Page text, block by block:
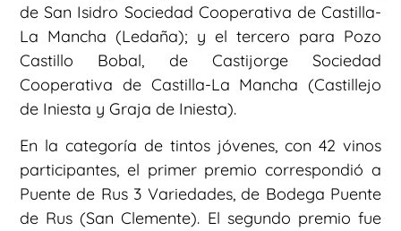
de San Isidro Sociedad Cooperativa de Castilla-
La Mancha (Ledaña); y el tercero para Pozo
Castillo Bobal, de Castijorge Sociedad
Cooperativa de Castilla-La Mancha (Castillejo
de Iniesta y Graja de Iniesta).
En la categoría de tintos jóvenes, con 42 vinos
participantes, el primer premio correspondió a
Puente de Rus 3 Variedades, de Bodega Puente
de Rus (San Clemente). El segundo premio fue